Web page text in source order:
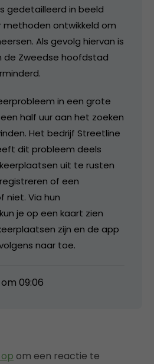
gedetailleerd in beeld
methoden ontwikkeld om
Als gevolg hiervan is
de Zweedse hoofdstad
in een grote
half uur aan het zoeken
Het bedrijf Streetline
dit probleem deels
uit te rusten
of een
niet. Via hun
je op een kaart zien
zijn en de app
naar toe.
09:06
om een reactie te